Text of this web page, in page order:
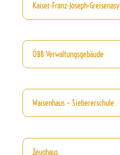
Kaiser-Franz-Joseph-Greisenasyl
ÖBB Verwaltungsgebäude
Waisenhaus – Siebererschule
Zeughaus